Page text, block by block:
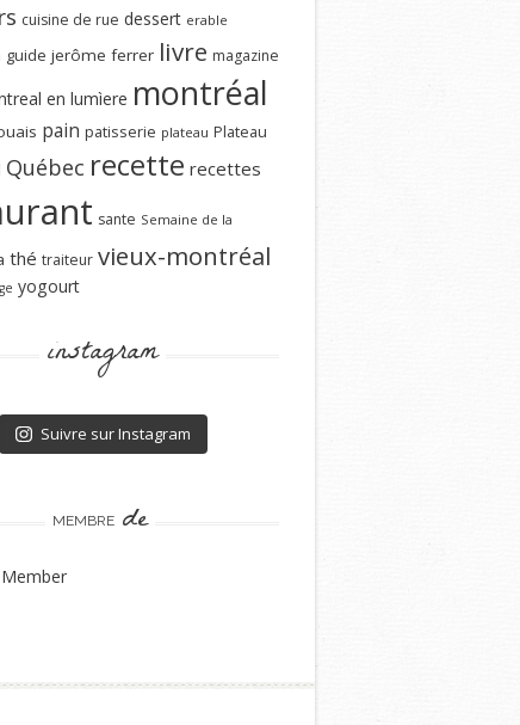
cuisine de rue dessert erable
guide jerôme ferrer livre magazine
en lumìere montréal
pain patisserie plateau Plateau
Québec recette recettes
sante Semaine de la
thé traiteur vieux-montréal
yogourt
instagram
Suivre sur Instagram
MEMBRE de